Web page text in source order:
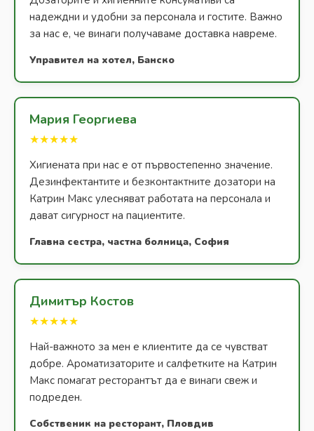
надеждни и удобни за персонала и гостите. Важно
за нас е, че винаги получаваме доставка навреме.
Управител на хотел, Банско
Мария Георгиева
★★★★★
Хигиената при нас е от първостепенно значение.
Дезинфектантите и безконтактните дозатори на
Катрин Макс улесняват работата на персонала и
дават сигурност на пациентите.
Главна сестра, частна болница, София
Димитър Костов
★★★★★
Най-важното за мен е клиентите да се чувстват
добре. Ароматизаторите и салфетките на Катрин
Макс помагат ресторантът да е винаги свеж и
подреден.
Собственик на ресторант, Пловдив